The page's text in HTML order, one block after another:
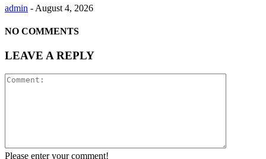
admin - August 4, 2026
NO COMMENTS
LEAVE A REPLY
Please enter your comment!